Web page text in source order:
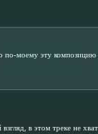
по-моему эту
в этом треке не